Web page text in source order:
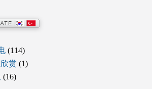
(114)
赏 (1)
(16)